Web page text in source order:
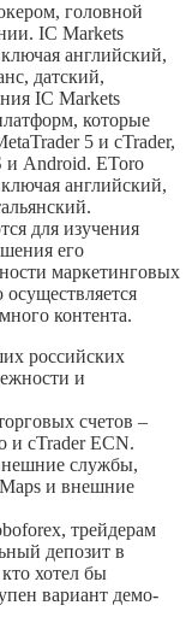
головной
IC Markets
английский,
датский,
IC Markets
которые
5 и cTrader,
и Android. EToro
английский,
для изучения
его
маркетинговых
контента.
российских
и
счетов –
и cTrader ECN.
службы,
и внешние
трейдерам
депозит в
хотел бы
вариант демо-